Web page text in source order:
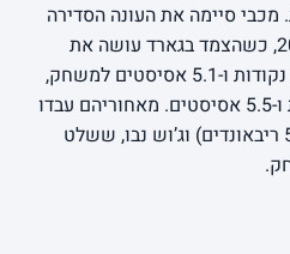
מכבי סיימה את העונה הסדירה
במקום החמישי עם מאזן 20-14, כשהצמד בגארד עושה את
ההבדל: ווייד בולדווין עם 17.2 נקודות ו-5.1 אסיסטים למשחק,
ולורנצו בראון עם 16.4 נקודות ו-5.5 אסיסטים. מאחוריהם עבדו
בונזי קולסון (10.7 נקודות, 5.6 ריבאונדים) וג’וש נבו, ששלט